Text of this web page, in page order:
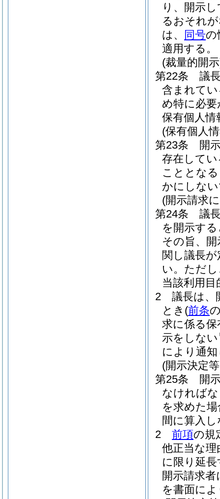
り、開示
るおそれ
は、
同号の
適用する。
(裁量的開
第22条
議
含まれて
め特に必
保有個人
(保有個人
第23条
開
存在して
こととな
かにしな
(開示請求
第24条
議
を開示す
その旨、
関し議長
い。 ただ
当該利用
2
議長は、
とき (前条
求に係る
示をしな
により通
(開示決定
第25条
開
なければ
を求めた
間に算入
2
前項の規
他正当な
に限り延
開示請求
を書面に